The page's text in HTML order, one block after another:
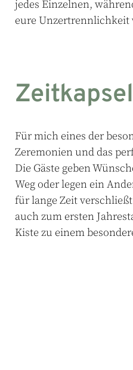
jedes Einzelnen,
eure Unzertrennlichkeit
Zeitkapsel
Für mich eines der
Zeremonien und das
Die Gäste geben
Weg oder legen ein
für lange Zeit
auch zum ersten
Kiste zu einem